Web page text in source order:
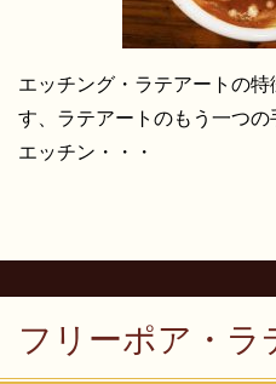
エッチング・ラテアートの
す、ラテアートのもう一つ
エッチン・・・
フリーポア・ラ